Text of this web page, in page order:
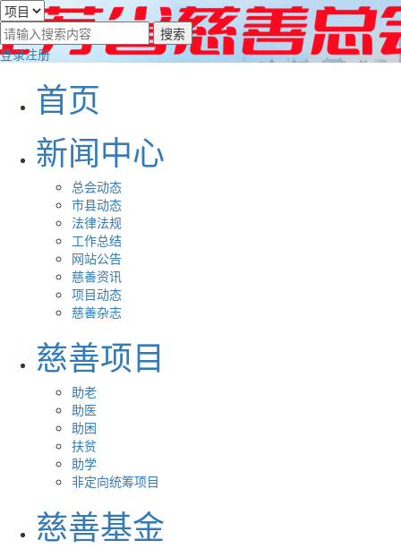
登录注册
首页
新闻中心
总会动态
市县动态
法律法规
工作总结
网站公告
慈善资讯
项目动态
慈善杂志
慈善项目
助老
助医
助困
扶贫
助学
非定向统筹项目
慈善基金